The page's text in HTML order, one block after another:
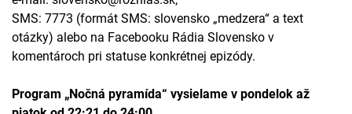
SMS: 7773 (formát SMS: slovensko „medzera“ a text
otázky) alebo na Facebooku Rádia Slovensko v
komentároch pri statuse konkrétnej epizódy.
Program „Nočná pyramída“ vysielame v pondelok až